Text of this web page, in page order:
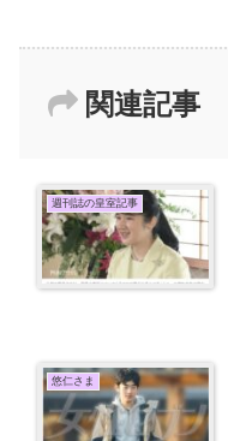
関連記事
週刊誌の皇室記事
悠仁さま